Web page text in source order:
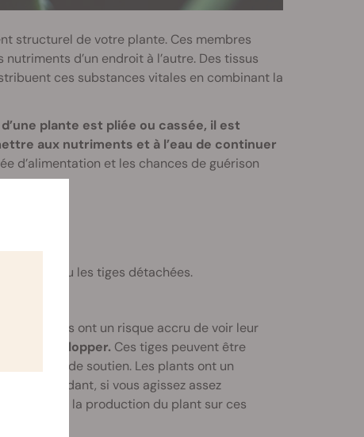
structurel de votre plante. Ces membres
d’un endroit à l’autre. Des tissus
ces substances vitales en combinant la
plante est pliée ou cassée, il est
aux nutriments et à l’eau de continuer
d’alimentation et les chances de guérison
?
pliées ou les tiges détachées.
, les plants ont un risque accru de voir leur
se développer. Ces tiges peuvent être
structure de soutien. Les plants ont un
Cependant, si vous agissez assez
dans la production du plant sur ces